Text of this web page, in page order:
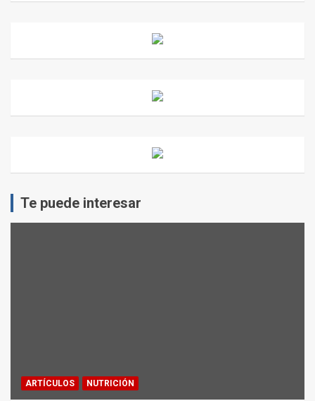
Te puede interesar
ARTÍCULOS NUTRICIÓN